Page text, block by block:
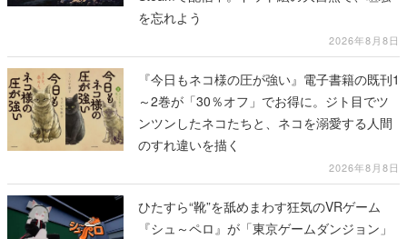
を忘れよう
2026年8月8日
『今日もネコ様の圧が強い』電子書籍の既刊1
～2巻が「30％オフ」でお得に。ジト目でツ
ンツンしたネコたちと、ネコを溺愛する人間
のすれ違いを描く
2026年8月8日
ひたすら“靴”を舐めまわす狂気のVRゲーム
『シュ～ペロ』が「東京ゲームダンジョン」